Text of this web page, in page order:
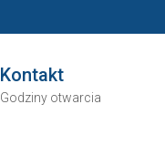
Kontakt
Godziny otwarcia